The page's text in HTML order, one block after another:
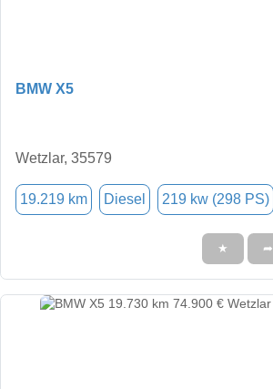
BMW X5
Wetzlar, 35579
19.219 km Diesel 219 kw (298 PS)
★ ➦